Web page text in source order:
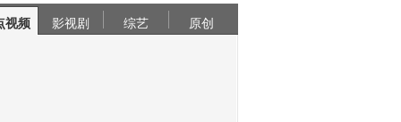
视频 影视剧 综艺 原创